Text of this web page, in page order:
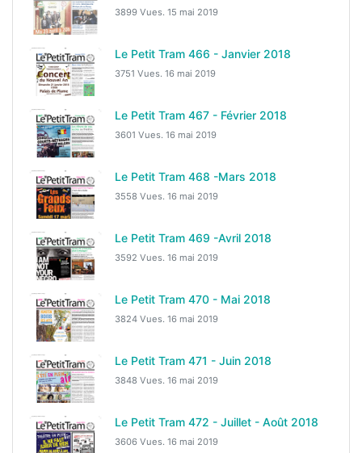
3899 Vues. 15 mai 2019
Le Petit Tram 466 - Janvier 2018
3751 Vues. 16 mai 2019
Le Petit Tram 467 - Février 2018
3601 Vues. 16 mai 2019
Le Petit Tram 468 -Mars 2018
3558 Vues. 16 mai 2019
Le Petit Tram 469 -Avril 2018
3592 Vues. 16 mai 2019
Le Petit Tram 470 - Mai 2018
3824 Vues. 16 mai 2019
Le Petit Tram 471 - Juin 2018
3848 Vues. 16 mai 2019
Le Petit Tram 472 - Juillet - Août 2018
3606 Vues. 16 mai 2019